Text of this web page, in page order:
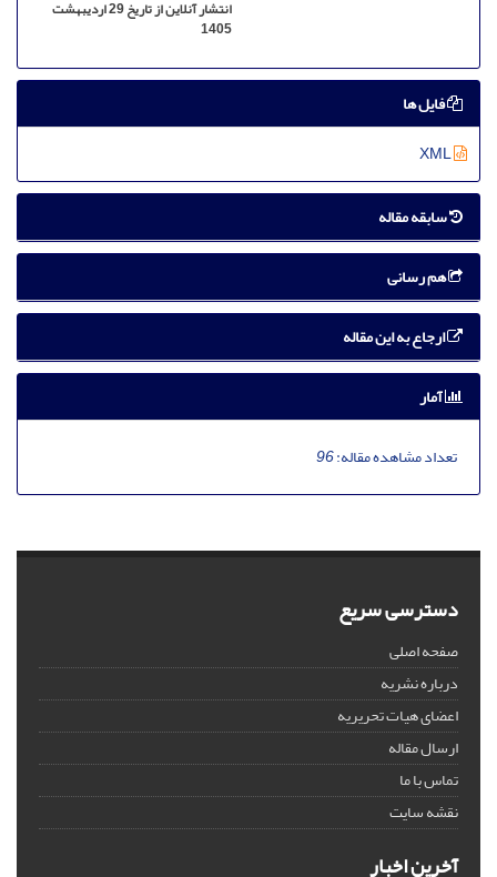
انتشار آنلاین از تاریخ 29 اردیبهشت
1405
فایل ها
سابقه مقاله
هم رسانی
ارجاع به این مقاله
آمار
تعداد مشاهده مقاله:96
دسترسی سریع
صفحه اصلی
درباره نشریه
اعضای هیات تحریریه
ارسال مقاله
تماس با ما
نقشه سایت
آخرین اخبار